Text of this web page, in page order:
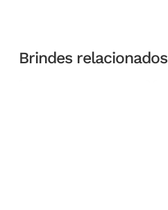
Brindes relacionados